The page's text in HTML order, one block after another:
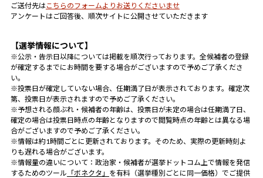
ご送付先はこちらのフォームよりお送りくださいませ
アンケートはご回答後、順次サイトに公開させていただきます
【選挙情報について】
※公示・告示日以降については掲載を順次行っております。全候補者の登録
が確定するまでにお時間を要する場合がございますので予めご了承くださ
い。
※投票日が確定していない場合、任期満了日が表示されております。確定次
第、投票日が表示されますので予めご了承ください。
※予想される顔ぶれ・候補者の年齢は、投票日が未定の場合は任期満了日、
確定の場合は投票日時点の年齢となりますので閲覧時点の年齢とは異なる場
合がございますので予めご了承ください。
※情報は約1時間ごとに更新されております。そのため、実際の更新時刻よ
りも遅れる場合がございます。
※情報量の違いについて：政治家・候補者が選挙ドットコム上で情報を発信
するためのツール 「ボネクタ」 を有料（選挙種別ごとに同一価格）でご提供